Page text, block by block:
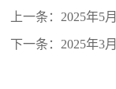
上一条：2025年5
下一条：2025年3